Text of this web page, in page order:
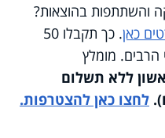
והשתתפות בהוצאות?
כאן
. כך תקבלו 50
הרבים. מומלץ
ללא תשלום
לחצו כאן להצטרפות.